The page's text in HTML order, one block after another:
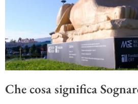
Che cosa significa